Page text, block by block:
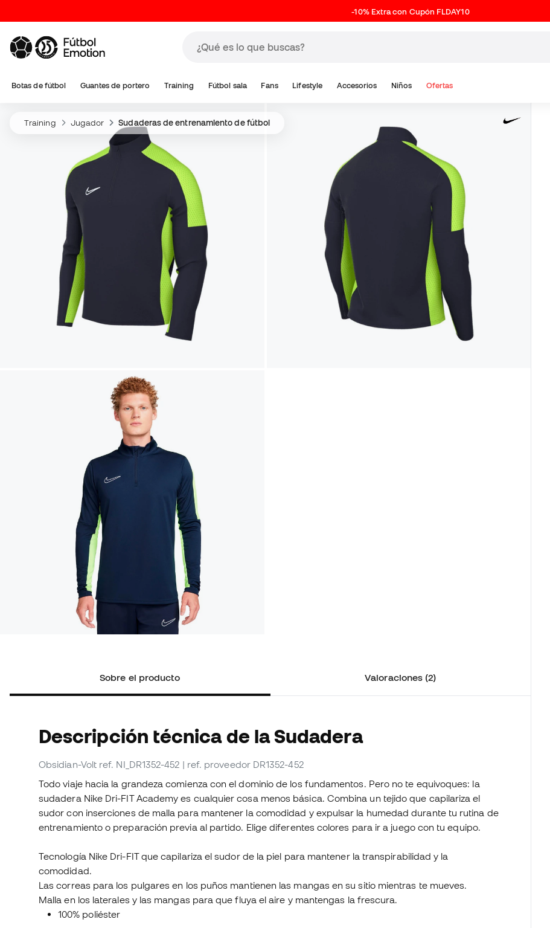
-10% Extra con Cupón FLDAY10
Botas de fútbol Guantes de portero Training Fútbol sala Fans Lifestyle Accesorios Niños Ofertas
Training Jugador Sudaderas de entrenamiento de fútbol
Sobre el producto Valoraciones (2)
Descripción técnica de la Sudadera
Obsidian-Volt ref. NI_DR1352-452 | ref. proveedor DR1352-452
Todo viaje hacia la grandeza comienza con el dominio de los fundamentos. Pero no te equivoques: la
sudadera Nike Dri-FIT Academy es cualquier cosa menos básica. Combina un tejido que capilariza el
sudor con inserciones de malla para mantener la comodidad y expulsar la humedad durante tu rutina de
entrenamiento o preparación previa al partido. Elige diferentes colores para ir a juego con tu equipo.
Tecnología Nike Dri-FIT que capilariza el sudor de la piel para mantener la transpirabilidad y la
comodidad.
Las correas para los pulgares en los puños mantienen las mangas en su sitio mientras te mueves.
Malla en los laterales y las mangas para que fluya el aire y mantengas la frescura.
100% poliéster